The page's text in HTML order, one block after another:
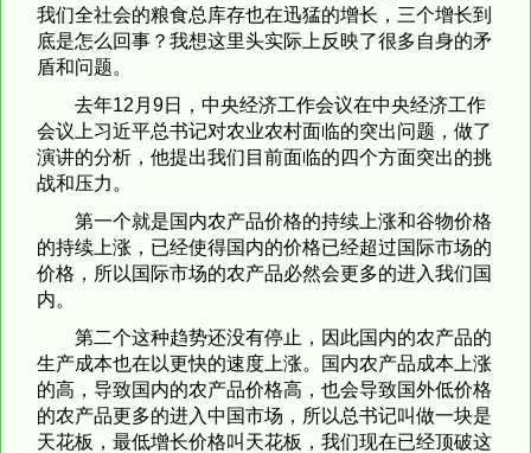
我们全社会的粮食总库存也在迅猛的增长，三个增长到
底是怎么回事？我想这里头实际上反映了很多自身的矛
盾和问题。
去年12月9日，中央经济工作会议在中央经济工作
会议上习近平总书记对农业农村面临的突出问题，做了
演讲的分析，他提出我们目前面临的四个方面突出的挑
战和压力。
第一个就是国内农产品价格的持续上涨和谷物价格
的持续上涨，已经使得国内的价格已经超过国际市场的
价格，所以国际市场的农产品必然会更多的进入我们国
内。
第二个这种趋势还没有停止，因此国内的农产品的
生产成本也在以更快的速度上涨。国内农产品成本上涨
的高，导致国内的农产品价格高，也会导致国外低价格
的农产品更多的进入中国市场，所以总书记叫做一块是
天花板，最低增长价格叫天花板，我们现在已经顶破这